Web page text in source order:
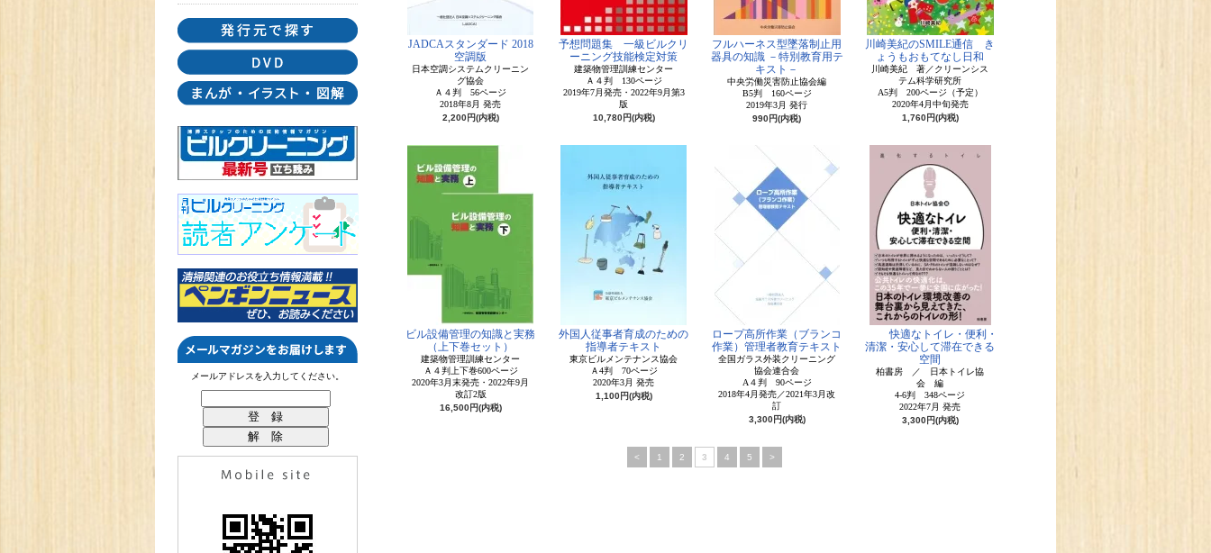
メールアドレスを入力してください。
JADCAスタンダード 2018
空調版
日本空調システムクリーニン
グ協会
Ａ４判 56ページ
2018年8月 発売
2,200円(内税)
予想問題集 一級ビルクリ
ーニング技能検定対策
建築物管理訓練センター
Ａ４判 130ページ
2019年7月発売・2022年9月第3
版
10,780円(内税)
フルハーネス型墜落制止用
器具の知識 －特別教育用テ
キスト－
中央労働災害防止協会編
B5判 160ページ
2019年3月 発行
990円(内税)
川崎美紀のSMILE通信 き
ょうもおもてなし日和
川崎美紀 著／クリーンシス
テム科学研究所
A5判 200ページ（予定）
2020年4月中旬発売
1,760円(内税)
ビル設備管理の知識と実務
（上下巻セット）
建築物管理訓練センター
Ａ４判上下巻600ページ
2020年3月末発売・2022年9月
改訂2版
16,500円(内税)
外国人従事者育成のための
指導者テキスト
東京ビルメンテナンス協会
Ａ4判 70ページ
2020年3月 発売
1,100円(内税)
ロープ高所作業（ブランコ
作業）管理者教育テキスト
全国ガラス外装クリーニング
協会連合会
A４判 90ページ
2018年4月発売／2021年3月改
訂
3,300円(内税)
快適なトイレ・便利・
清潔・安心して滞在できる
空間
柏書房 ／ 日本トイレ協
会 編
4-6判 348ページ
2022年7月 発売
3,300円(内税)
< 1 2 3 4 5 >